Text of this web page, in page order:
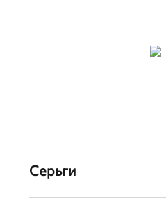
Серьги